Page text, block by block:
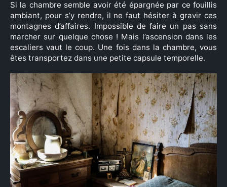
Si la chambre semble avoir été épargnée par ce fouillis
ambiant, pour s’y rendre, il ne faut hésiter à gravir ces
montagnes d’affaires. Impossible de faire un pas sans
marcher sur quelque chose ! Mais l’ascension dans les
escaliers vaut le coup. Une fois dans la chambre, vous
êtes transportez dans une petite capsule temporelle.